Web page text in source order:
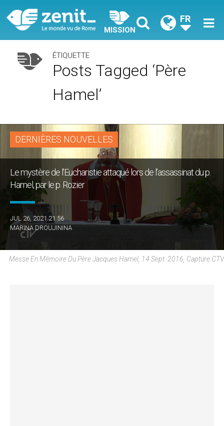
MISSION
FR
ÉTIQUETTE
Posts Tagged ‘Père
Hamel’
DERNIÈRES NOUVELLES
Le mystère de l’Eucharistie attaqué lors de l’assassinat du p.
Hamel, par le p. Rozier
JUL 26, 2021 21:56
MARINA DROUJININA
Messe En Mémoire Du Père Jacques Hamel, 14 Sept. 2016, Capture CTV